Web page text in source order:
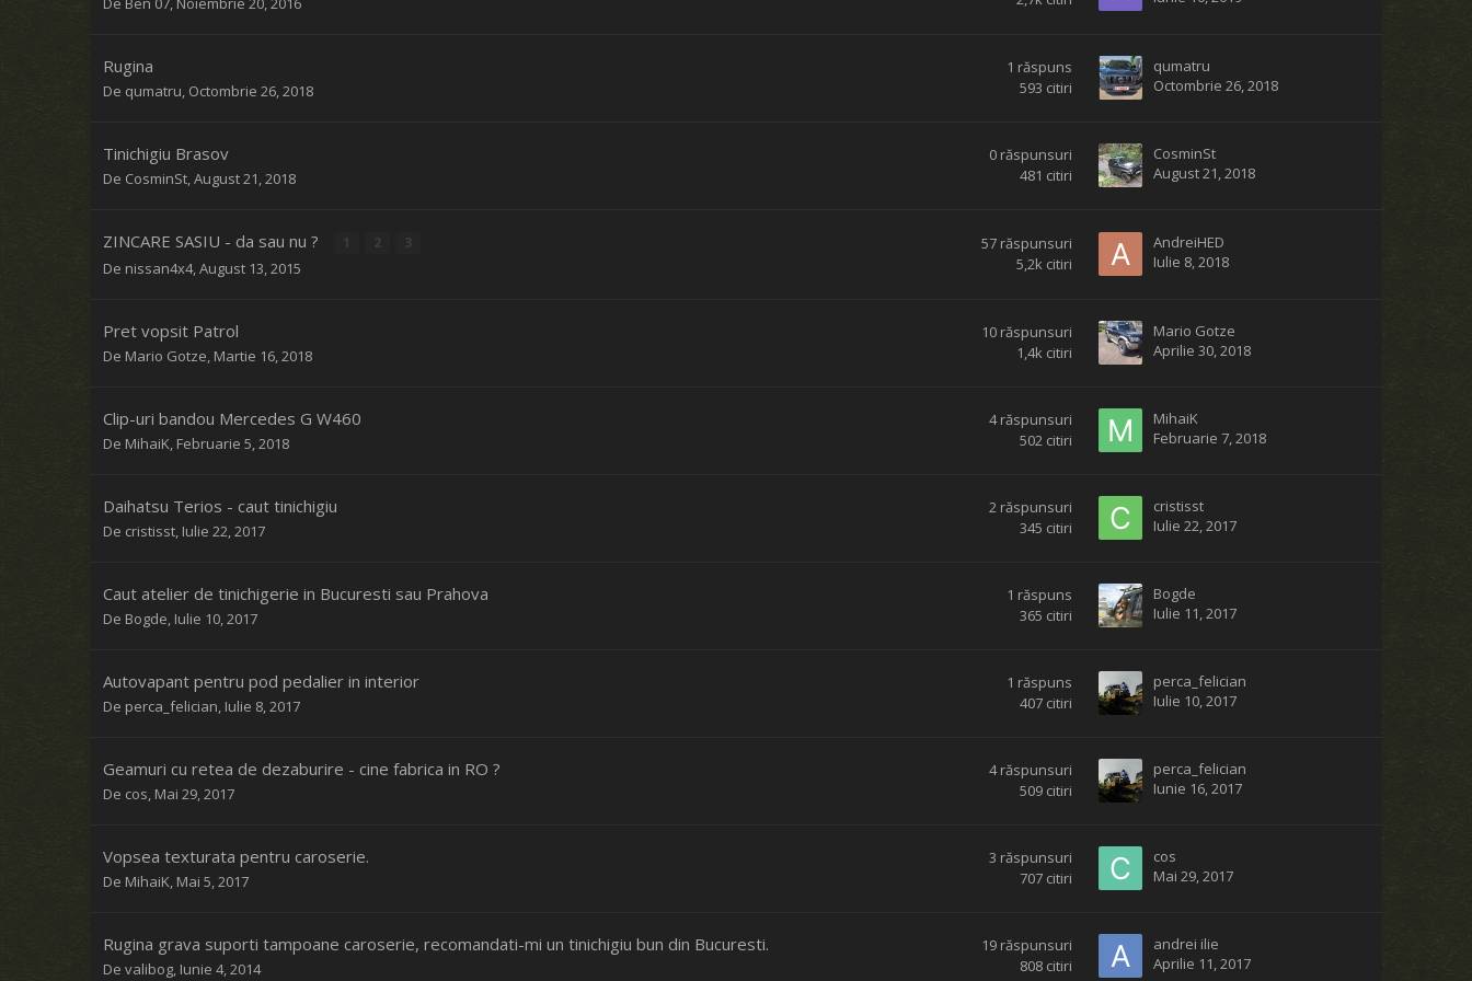
Rugina
De qumatru, Octombrie 26, 2018
1 răspuns
593 citiri
qumatru
Octombrie 26, 2018
Tinichigiu Brasov
De CosminSt,August 21, 2018
0 răspunsuri
481 citiri
CosminSt
August 21, 2018
ZINCARE SASIU - da sau nu ?
De nissan4x4,August 13, 2015
57 răspunsuri
5,2k citiri
AndreiHED
Iulie 8, 2018
Pret vopsit Patrol
De Mario Gotze, Martie 16, 2018
10 răspunsuri
1,4k citiri
Mario Gotze
Aprilie 30, 2018
Clip-uri bandou Mercedes G W460
De MihaiK, Februarie 5, 2018
4 răspunsuri
502 citiri
MihaiK
Februarie 7, 2018
Daihatsu Terios - caut tinichigiu
De cristisst, Iulie 22, 2017
2 răspunsuri
345 citiri
cristisst
Iulie 22, 2017
Caut atelier de tinichigerie in Bucuresti sau Prahova
De Bogde, Iulie 10, 2017
1 răspuns
365 citiri
Bogde
Iulie 11, 2017
Autovapant pentru pod pedalier in interior
De perca_felician, Iulie 8, 2017
1 răspuns
407 citiri
perca_felician
Iulie 10, 2017
Geamuri cu retea de dezaburire - cine fabrica in RO ?
De cos, Mai 29, 2017
4 răspunsuri
509 citiri
perca_felician
Iunie 16, 2017
Vopsea texturata pentru caroserie.
De MihaiK, Mai 5, 2017
3 răspunsuri
707 citiri
cos
Mai 29, 2017
Rugina grava suporti tampoane caroserie, recomandati-mi un tinichigiu bun din Bucuresti.
Devalibog, Iunie 4, 2014
19 răspunsuri
808 citiri
andrei ilie
Aprilie 11, 2017